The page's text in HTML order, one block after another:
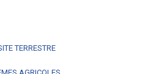
TERRESTRE